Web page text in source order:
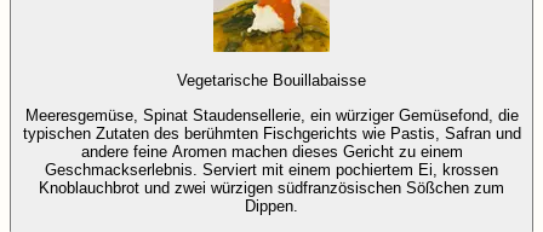
Vegetarische Bouillabaisse
Meeresgemüse, Spinat Staudensellerie, ein würziger Gemüsefond, die
typischen Zutaten des berühmten Fischgerichts wie Pastis, Safran und
andere feine Aromen machen dieses Gericht zu einem
Geschmackserlebnis. Serviert mit einem pochiertem Ei, krossen
Knoblauchbrot und zwei würzigen südfranzösischen Sößchen zum
Dippen.